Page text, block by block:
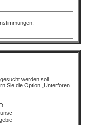
werden soll.
Sie die Option „Unterforen